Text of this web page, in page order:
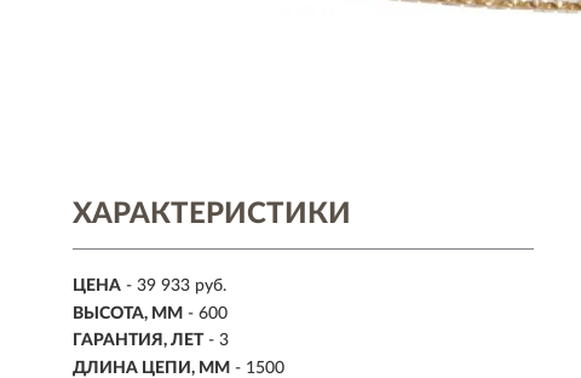
ХАРАКТЕРИСТИКИ
ЦЕНА - 39 933 руб.
ВЫСОТА, ММ - 600
ГАРАНТИЯ, ЛЕТ - 3
ДЛИНА ЦЕПИ, ММ - 1500